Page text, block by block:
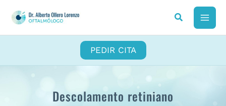
content
PEDIR CITA
Descolamento retiniano